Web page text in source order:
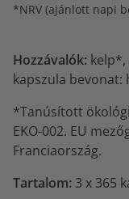
*NRV (ajánlott napi
Hozzávalók:
kapszula bevonat:
*Tanúsított
EKO-002. EU
Franciaország.
Tartalom: 3 x 365